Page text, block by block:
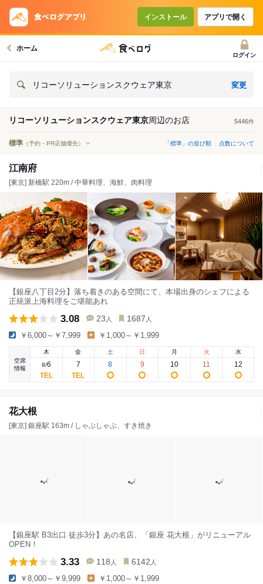
インストール アプリで開く
ホーム
ログイン
リコーソリューションスクウェア東京 変更
リコーソリューションスクウェア東京周辺のお店 5446件
標準 （予約・PR店舗優先） 「標準」の並び順 点数について
江南府
[東京] 新橋駅 220m / 中華料理、海鮮、肉料理
【銀座八丁目2分】落ち着きのある空間にて、本場出身のシェフによる
正統派上海料理をご堪能あれ
3.08 23 人 1687 人
￥6,000～￥7,999 ￥1,000～￥1,999
空席
情報
木
8/6
金
7
土
8
日
9
月
10
火
11
水
12
花大根
[東京] 銀座駅 163m / しゃぶしゃぶ、すき焼き
【銀座駅 B3出口 徒歩3分】あの名店、「銀座 花大根」がリニューアル
OPEN！
3.33 118 人 6142 人
￥8,000～￥9,999 ￥1,000～￥1,999